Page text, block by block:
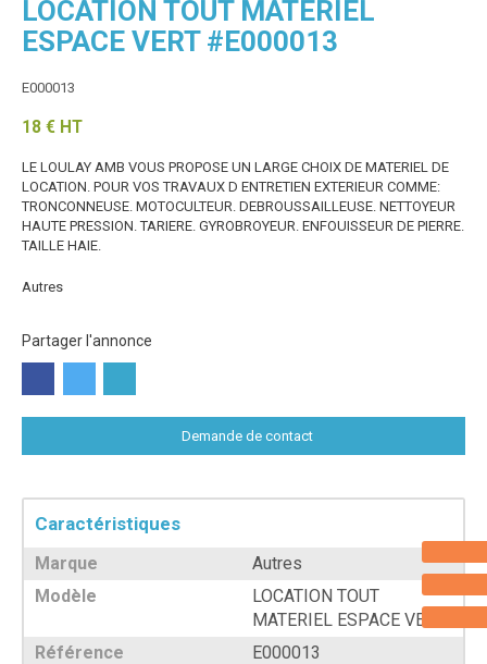
LOCATION TOUT MATERIEL
ESPACE VERT #E000013
E000013
18 € HT
Autres
LE LOULAY AMB VOUS PROPOSE UN LARGE CHOIX DE MATERIEL DE
LOCATION. POUR VOS TRAVAUX D ENTRETIEN EXTERIEUR COMME:
TRONCONNEUSE. MOTOCULTEUR. DEBROUSSAILLEUSE. NETTOYEUR
HAUTE PRESSION.TARIERE. GYROBROYEUR. ENFOUISSEUR DE PIERRE.
TAILLE HAIE.
Caractéristiques
Marque
Autres
Modèle
LOCATION TOUT
MATERIEL ESPACE VERT
Référence
E000013
Partager l'annonce
Demande de contact